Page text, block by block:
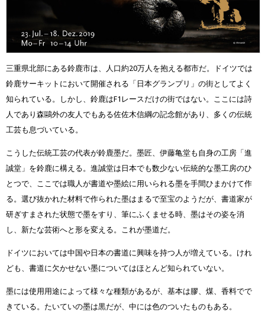
三重県北部にある鈴鹿市は、人口約20万人を抱える都市だ。ドイツでは
鈴鹿サーキットにおいて開催される「日本グランプリ」の街としてよく
知られている。しかし、鈴鹿はF1レースだけの街ではない。ここには詩
人であり森鷗外の友人でもある佐佐木信綱の記念館があり、多くの伝統
工芸も息づいている。
こうした伝統工芸の代表が鈴鹿墨だ。墨匠、伊藤亀堂も自身の工房「進
誠堂」を鈴鹿に構える。進誠堂は日本でも数少ない伝統的な墨工房のひ
とつで、ここでは職人が書道や墨絵に用いられる墨を手間ひまかけて作
る。選び抜かれた材料で作られた墨はまるで至宝のようだが、書道家が
研ぎすまされた状態で墨をすり、筆にふくませる時、墨はその姿を消
し、新たな芸術へと形を変える。これが墨道だ。
ドイツにおいては中国や日本の書道に興味を持つ人が増えている。けれ
ども、書道に欠かせない墨についてはほとんど知られていない。
墨には使用用途によって様々な種類があるが、基本は膠、煤、香料でで
きている。たいていの墨は黒だが、中には色のついたものもある。